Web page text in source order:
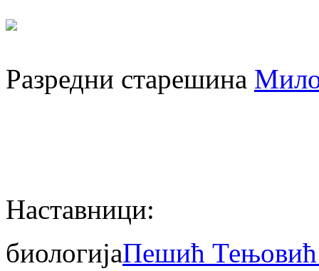
Разредни старешина
Наставници:
биологијаПешић